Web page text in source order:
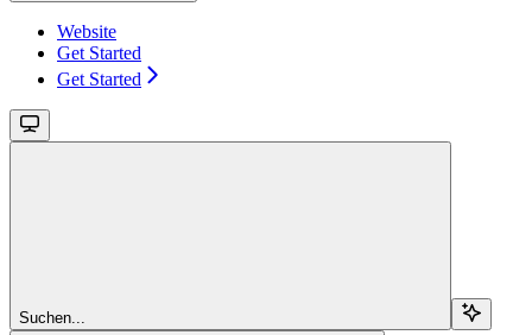
Website
Get Started
Get Started
Suchen...